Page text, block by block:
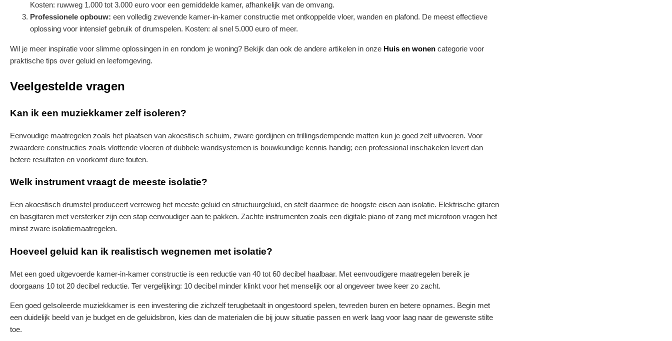
Kosten: ruwweg 1.000 tot 3.000 euro voor een gemiddelde kamer, afhankelijk van de omvang.
Professionele opbouw: een volledig zwevende kamer-in-kamer constructie met ontkoppelde vloer, wanden en plafond. De meest effectieve
oplossing voor intensief gebruik of drumspelen. Kosten: al snel 5.000 euro of meer.
Wil je meer inspiratie voor slimme oplossingen in en rondom je woning? Bekijk dan ook de andere artikelen in onze Huis en wonen categorie voor
praktische tips over geluid en leefomgeving.
Veelgestelde vragen
Kan ik een muziekkamer zelf isoleren?
Eenvoudige maatregelen zoals het plaatsen van akoestisch schuim, zware gordijnen en trillingsdempende matten kun je goed zelf uitvoeren. Voor
zwaardere constructies zoals vlottende vloeren of dubbele wandsystemen is bouwkundige kennis handig; een professional inschakelen levert dan
betere resultaten en voorkomt dure fouten.
Welk instrument vraagt de meeste isolatie?
Een akoestisch drumstel produceert verreweg het meeste geluid en structuurgeluid, en stelt daarmee de hoogste eisen aan isolatie. Elektrische gitaren
en basgitaren met versterker zijn een stap eenvoudiger aan te pakken. Zachte instrumenten zoals een digitale piano of zang met microfoon vragen het
minst zware isolatiemaatregelen.
Hoeveel geluid kan ik realistisch wegnemen met isolatie?
Met een goed uitgevoerde kamer-in-kamer constructie is een reductie van 40 tot 60 decibel haalbaar. Met eenvoudigere maatregelen bereik je
doorgaans 10 tot 20 decibel reductie. Ter vergelijking: 10 decibel minder klinkt voor het menselijk oor al ongeveer twee keer zo zacht.
Een goed geïsoleerde muziekkamer is een investering die zichzelf terugbetaalt in ongestoord spelen, tevreden buren en betere opnames. Begin met
een duidelijk beeld van je budget en de geluidsbron, kies dan de materialen die bij jouw situatie passen en werk laag voor laag naar de gewenste stilte
toe.